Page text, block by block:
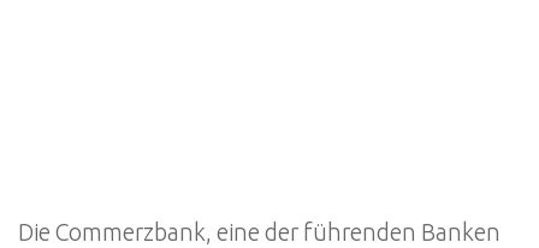
Die Commerzbank, eine der führenden Banken